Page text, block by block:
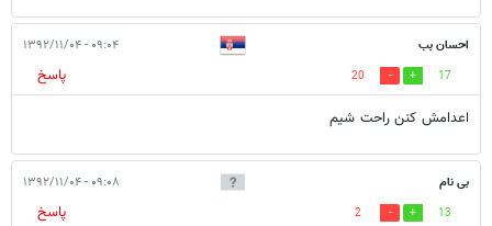
احسان بب ۰۹:۰۴ - ۱۳۹۲/۱۱/۰۴
17
20
پاسخ
اعدامش کنن راحت شیم
بی نام ۰۹:۰۸ - ۱۳۹۲/۱۱/۰۴
13
2
پاسخ